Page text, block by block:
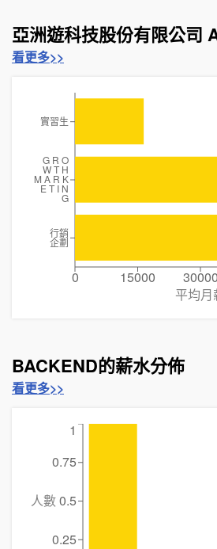
亞洲遊科技股份有限公司
看更多>>
0 15000 30000
平均月
實習生
G R O
W T H
M A R K
E T I N
G
行銷
企劃
BACKEND的薪水分佈
看更多>>
0.25
0.5
0.75
1
人數